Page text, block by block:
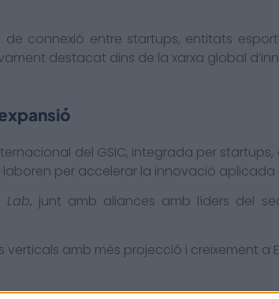
connexió entre startups, entitats
destacat dins de la xarxa global
del GSIC, integrada per
per accelerar la innovació aplicada
Lab, junt amb aliances amb líders del
amb més projecció i creixement a